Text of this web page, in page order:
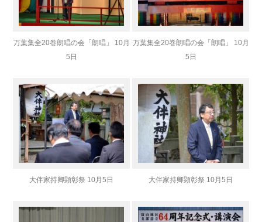
万葉集全20巻朗唱の会「朗唱」 10月
5日
万葉集全20巻朗唱の会「朗唱」 10月
5日
大伴家持卿顕彰祭 10月5日 大伴家持卿顕彰祭 10月5日